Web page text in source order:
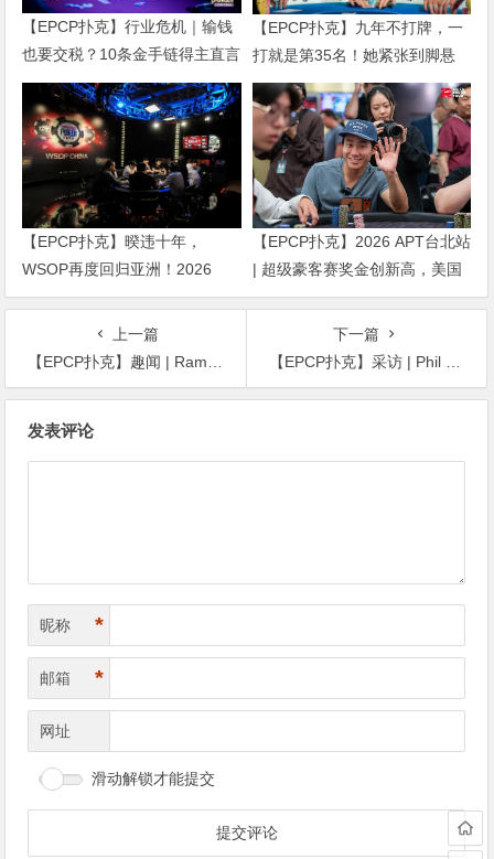
【EPCP扑克】行业危机｜输钱
也要交税？10条金手链得主直言
“扛不住”，主动砍掉四分之三比
赛
【EPCP扑克】九年不打牌，一
打就是第35名！她紧张到脚悬
空，但全世界以为她很淡定
【EPCP扑克】暌违十年，
WSOP再度回归亚洲！2026
APL济州站6月19-28日盛大登
【EPCP扑克】2026 APT台北站
| 超级豪客赛奖金创新高，美国
选手Ethan “Rampage” Yau领跑
上一篇
【EPCP扑克】趣闻 | Rampage被指控使用多账户进行游戏
下一篇
【EPCP扑克】采访 | Phil Hellmuth:“我是中国龙，我现在是世界上最好的全能选手。”
发表评论
昵称 *
邮箱 *
网址
滑动解锁才能提交